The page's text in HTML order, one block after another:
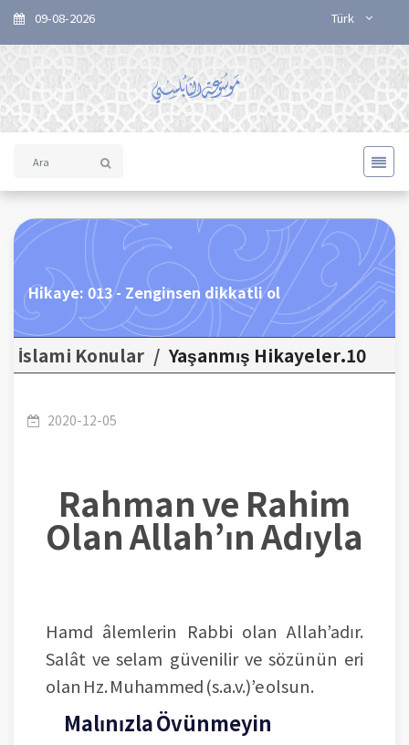
09-08-2026 Türk
Hikaye: 013 - Zenginsen dikkatli ol
İslami Konular / 10.Yaşanmış Hikayeler
2020-12-05
Rahman ve Rahim
Olan Allah’ın Adıyla
Hamd âlemlerin Rabbi olan Allah’adır.
Salât ve selam güvenilir ve sözünün eri
olan Hz. Muhammed (s.a.v.)’e olsun.
Malınızla Övünmeyin